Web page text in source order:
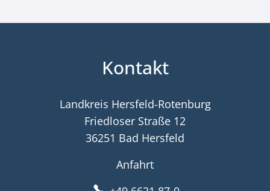
Kontakt
Landkreis Hersfeld-Rotenburg
Friedloser Straße 12
36251 Bad Hersfeld
Anfahrt